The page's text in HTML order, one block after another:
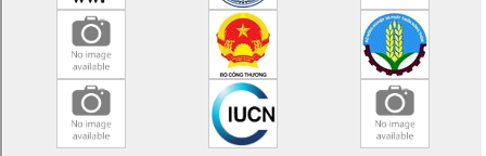
Sừng tê giác không phải thuốc chữa bệnh!
Chiến đấu với nạn săn bắn tê giác
NAMA hỗ trợ mục tiêu phát triển bền vững như thế nào?